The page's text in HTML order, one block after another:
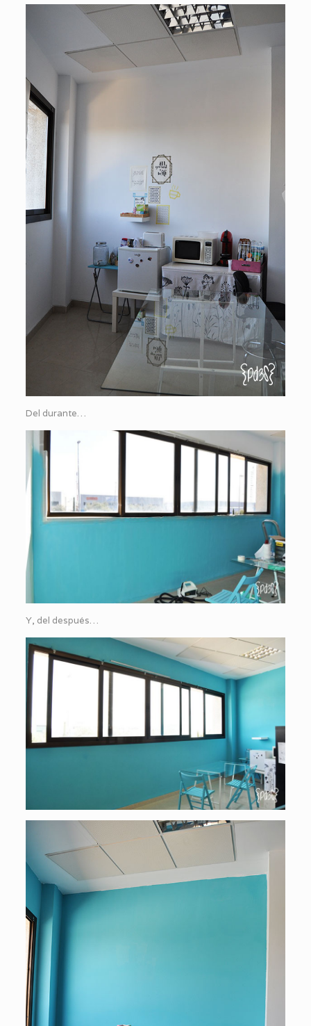
Del durante…
Y, del después…